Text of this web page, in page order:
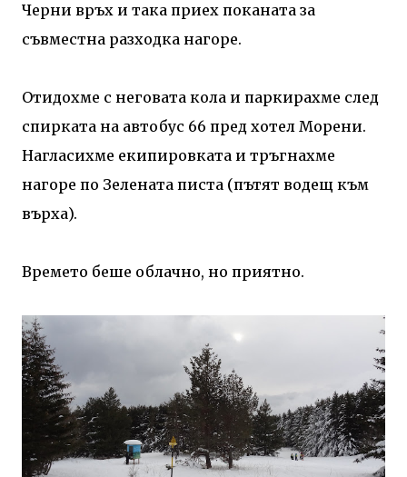
Черни връх и така приех поканата за
съвместна разходка нагоре.
Отидохме с неговата кола и паркирахме след
спирката на автобус 66 пред хотел Морени.
Нагласихме екипировката и тръгнахме
нагоре по Зелената писта (пътят водещ към
върха).
Времето беше облачно, но приятно.